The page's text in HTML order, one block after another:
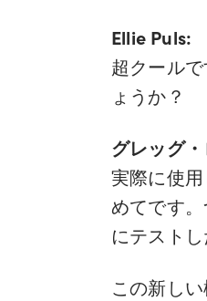
Ellie Puls:
超クール
ょうか？
グレッグ・
実際に使
めてです
にテスト
この新し